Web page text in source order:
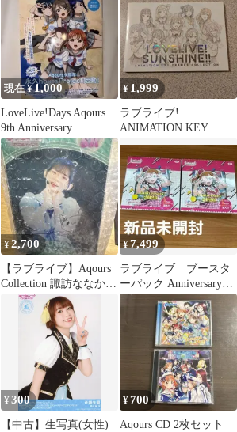
現在 ¥1,000
LoveLive!Days Aqours
9th Anniversary
¥ 1,999
ラブライブ!
ANIMATION KEY
FRAMES
COLLECTION
¥2,700
【ラブライブ】Aqours
Collection 諏訪ななか
アクリルパネル
¥7,499
ラブライブ ブースタ
ーパック Anniversary
2026 BOX2個セット
¥300
【中古】生写真(女性)
¥700
Aqours CD 2枚セット